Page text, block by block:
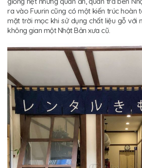
ra vào Fuurin cũng có một kiến trúc hoàn
mặt trời mọc khi sử dụng chất liệu gỗ với
không gian một Nhật Bản xưa cũ.